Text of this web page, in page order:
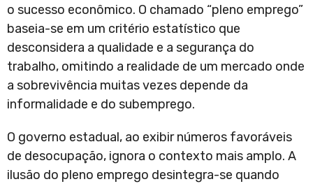
o sucesso econômico. O chamado “pleno emprego”
baseia-se em um critério estatístico que
desconsidera a qualidade e a segurança do
trabalho, omitindo a realidade de um mercado onde
a sobrevivência muitas vezes depende da
informalidade e do subemprego.
O governo estadual, ao exibir números favoráveis
de desocupação, ignora o contexto mais amplo. A
ilusão do pleno emprego desintegra-se quando